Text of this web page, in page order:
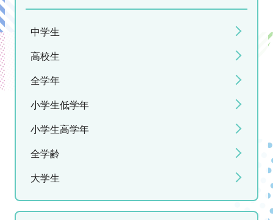
中学生
高校生
全学年
小学生低学年
小学生高学年
全学齢
大学生